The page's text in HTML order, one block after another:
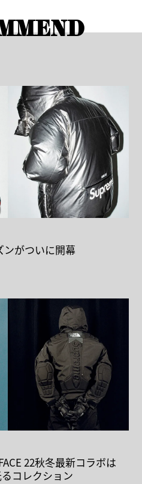
がついに開幕
22秋冬最新コラボは
コレクション